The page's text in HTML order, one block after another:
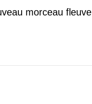
morceau fleuve